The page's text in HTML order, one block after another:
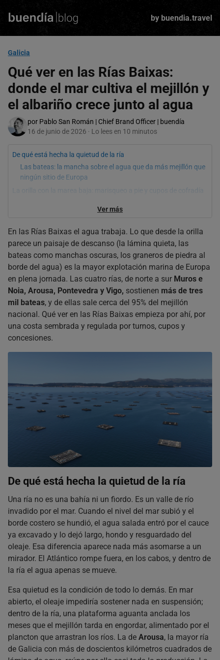
by buendia.travel
Galicia
Qué ver en las Rías Baixas:
donde el mar cultiva el mejillón y
el albariño crece junto al agua
por Pablo San Román | Chief Brand Officer | buendía
16 de junio de 2026 · Lo lees en 10 minutos
De qué está hecha la quietud de la ría
Las bateas: la mancha sobre el agua que da más mejillón que
ningún sitio de Europa
Preguntas frecuentessobre qué ver en las Rías Baixas
¿Cómo se llega a las Rías Baixas?
¿Dónde se coge el barco de los mejillones y qué incluye?
¿Hay que reservar para visitar las Islas Cíes?
¿Cuántos días hacen falta para ver las Rías Baixas?
¿Rías Baixas o Rías Altas?
¿Dónde se come el mejor marisco?
Ver más
En las Rías Baixas el agua trabaja. Lo que desde la orilla
parece un paisaje de descanso (la lámina quieta, las
bateas como manchas oscuras, los graneros de piedra al
borde del agua) es la mayor explotación marina de Europa
en plena jornada. Las cuatro rías, de norte a sur Muros e
Noia, Arousa, Pontevedra y Vigo, sostienen más de tres
mil bateas, y de ellas sale cerca del 95% del mejillón
nacional. Qué ver en las Rías Baixas empieza por ahí, por
una costa sembrada y regulada por turnos, cupos y
concesiones.
De qué está hecha la quietud de la ría
Una ría no es una bahía ni un fiordo. Es un valle de río
invadido por el mar. Cuando el nivel del mar subió y el
borde costero se hundió, el agua salada entró por el cauce
ya excavado y lo dejó largo, hondo y resguardado del
oleaje. Esa diferencia aparece nada más asomarse a un
mirador. El Atlántico rompe fuera, en los cabos, y dentro de
la ría el agua apenas se mueve.
Esa quietud es la condición de todo lo demás. En mar
abierto, el oleaje impediría sostener nada en suspensión;
dentro de la ría, una plataforma aguanta anclada los
meses que el mejillón tarda en engordar, alimentado por el
plancton que arrastran los ríos. La de Arousa, la mayor ría
de Galicia con más de doscientos kilómetros cuadrados de